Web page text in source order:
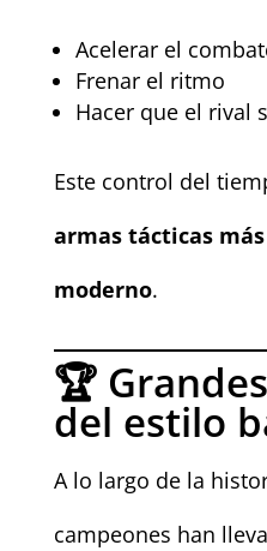
Acelerar el
Frenar el ritmo
Hacer que el rival
Este control del
armas tácticas
moderno.
🏆
del estilo
A lo largo de la
campeones han